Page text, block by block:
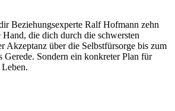
Beziehungsexperte Ralf Hofmann zehn
die dich durch die schwersten
Akzeptanz über die Selbstfürsorge bis zum
Gerede. Sondern ein konkreter Plan für